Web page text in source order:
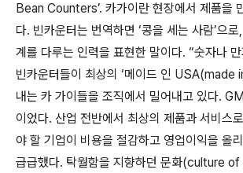
Bean Counters’. 카가이란 현장에서 제품을
다. 빈카운터는 번역하면 ‘콩을 세는 사람’으로
계를 다루는 인력을 표현한 말이다. “숫자나
빈카운터들이 최상의 ‘메이드 인 USA(made
내는 카 가이들을 조직에서 밀어내고 있다.
이었다. 산업 전반에서 최상의 제품과 서비스
야 할 기업이 비용을 절감하고 영업이익을 올
급급했다. 탁월함을 지향하던 문화(culture